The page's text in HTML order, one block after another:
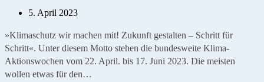
5. April 2023
»Klimaschutz wir machen mit! Zukunft gestalten – Schritt für
Schritt«. Unter diesem Motto stehen die bundesweite Klima-
Aktionswochen vom 22. April. bis 17. Juni 2023. Die meisten
wollen etwas für den…